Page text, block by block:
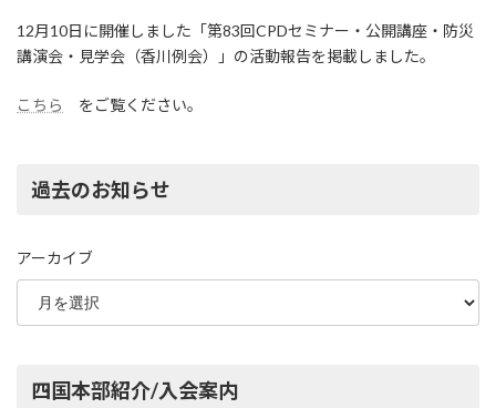
12月10日に開催しました「第83回CPDセミナー・公開講座・防災
講演会・見学会（香川例会）」の活動報告を掲載しました。
こちら をご覧ください。
過去のお知らせ
アーカイブ
四国本部紹介/入会案内